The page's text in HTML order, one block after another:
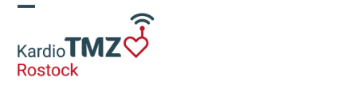
Skip
content
mobile
menu
mobile
menu